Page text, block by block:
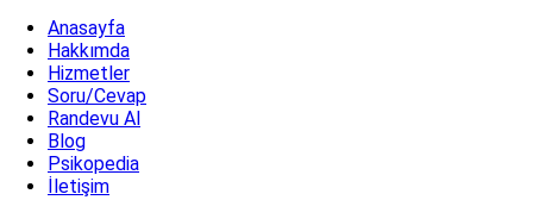
Anasayfa
Hakkımda
Hizmetler
Soru/Cevap
Randevu Al
Blog
Psikopedia
İletişim